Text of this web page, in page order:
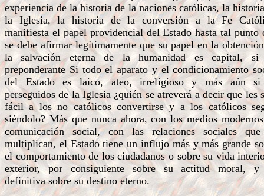
experiencia de la historia de la naciones católicas, la
la Iglesia, la historia de la conversión a la Fe
manifiesta el papel providencial del Estado hasta tal punto
se debe afirmar legítimamente que su papel en la
la salvación eterna de la humanidad es capital, si
preponderante Si todo el aparato y el condicionamiento
del Estado es laico, ateo, irreligioso y más aún si
perseguidos de la Iglesia ¿quién se atreverá a decir que les
fácil a los no católicos convertirse y a los católicos
siéndolo? Más que nunca ahora, con los medios
comunicación social, con las relaciones sociales
multiplican, el Estado tiene un influjo más y más grande
el comportamiento de los ciudadanos o sobre su vida
exterior, por consiguiente sobre su actitud moral, y
definitiva sobre su destino eterno.